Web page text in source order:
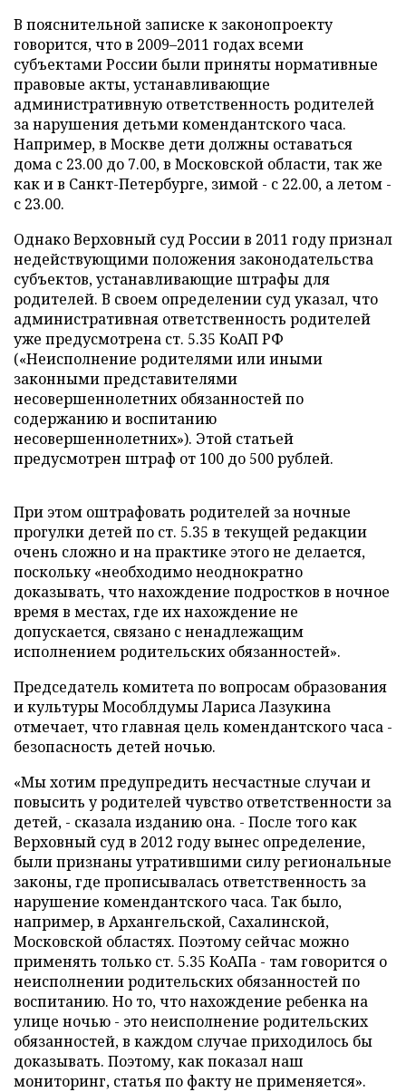
В пояснительной записке к законопроекту
говорится, что в 2009–2011 годах всеми
субъектами России были приняты нормативные
правовые акты, устанавливающие
административную ответственность родителей
за нарушения детьми комендантского часа.
Например, в Москве дети должны оставаться
дома с 23.00 до 7.00, в Московской области, так же
как и в Санкт-Петербурге, зимой - с 22.00, а летом -
с 23.00.
Однако Верховный суд России в 2011 году признал
недействующими положения законодательства
субъектов, устанавливающие штрафы для
родителей. В своем определении суд указал, что
административная ответственность родителей
уже предусмотрена ст. 5.35 КоАП РФ
(«Неисполнение родителями или иными
законными представителями
несовершеннолетних обязанностей по
содержанию и воспитанию
несовершеннолетних»). Этой статьей
предусмотрен штраф от 100 до 500 рублей.
При этом оштрафовать родителей за ночные
прогулки детей по ст. 5.35 в текущей редакции
очень сложно и на практике этого не делается,
поскольку «необходимо неоднократно
доказывать, что нахождение подростков в ночное
время в местах, где их нахождение не
допускается, связано с ненадлежащим
исполнением родительских обязанностей».
Председатель комитета по вопросам образования
и культуры Мособлдумы Лариса Лазукина
отмечает, что главная цель комендантского часа -
безопасность детей ночью.
«Мы хотим предупредить несчастные случаи и
повысить у родителей чувство ответственности за
детей, - сказала изданию она. - После того как
Верховный суд в 2012 году вынес определение,
были признаны утратившими силу региональные
законы, где прописывалась ответственность за
нарушение комендантского часа. Так было,
например, в Архангельской, Сахалинской,
Московской областях. Поэтому сейчас можно
применять только ст. 5.35 КоАПа - там говорится о
неисполнении родительских обязанностей по
воспитанию. Но то, что нахождение ребенка на
улице ночью - это неисполнение родительских
обязанностей, в каждом случае приходилось бы
доказывать. Поэтому, как показал наш
мониторинг, статья по факту не применяется».